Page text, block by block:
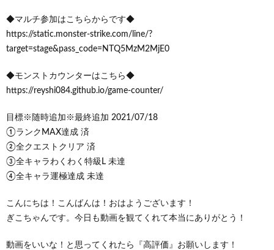
◆マルチ参加はこちらからです◆
https://static.monster-strike.com/line/?
target=stage&pass_code=NTQ5MzM2MjE0
◆モンストカウンターはこちら◆
https://reyshi084.github.io/game-counter/
目標※随時追加※最終追加 2021/07/18
①ランクMAX達成 済
②全クエストクリア 済
③全キャラわくわく特級L 未達
④全キャラ運極達成 未達
こんにちは！こんばんは！おはようございます！
ぎこちゃんです。今日も動画を観てくれて本当にありがとう！
動画をいいな！と思ってくれたら『高評価』お願いします！